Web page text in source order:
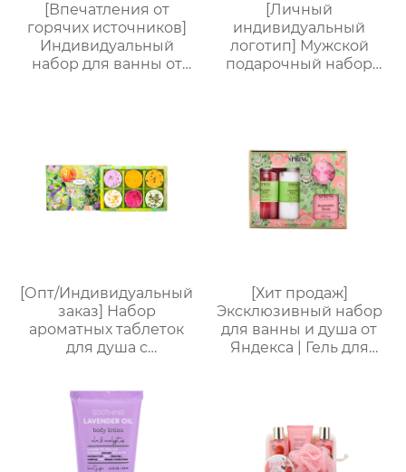
[Впечатления от
горячих источников]
Индивидуальный
набор для ванны от
подарочная коробка,
персонализируемая
[Личный
индивидуальный
логотип] Мужской
подарочный набор
бороды + бальзам для
тела), подарочная
коробка для деловых
поездок, подарок на
день рождения и
[Опт/Индивидуальный
заказ] Набор
ароматных таблеток
для душа с
эфирными маслами |
Разные цвета
(лаванда/роза/кокос-
мята и др.) |
[Хит продаж]
Эксклюзивный набор
для ванны и душа от
Яндекса | Гель для
Изысканная
подарочная коробка.